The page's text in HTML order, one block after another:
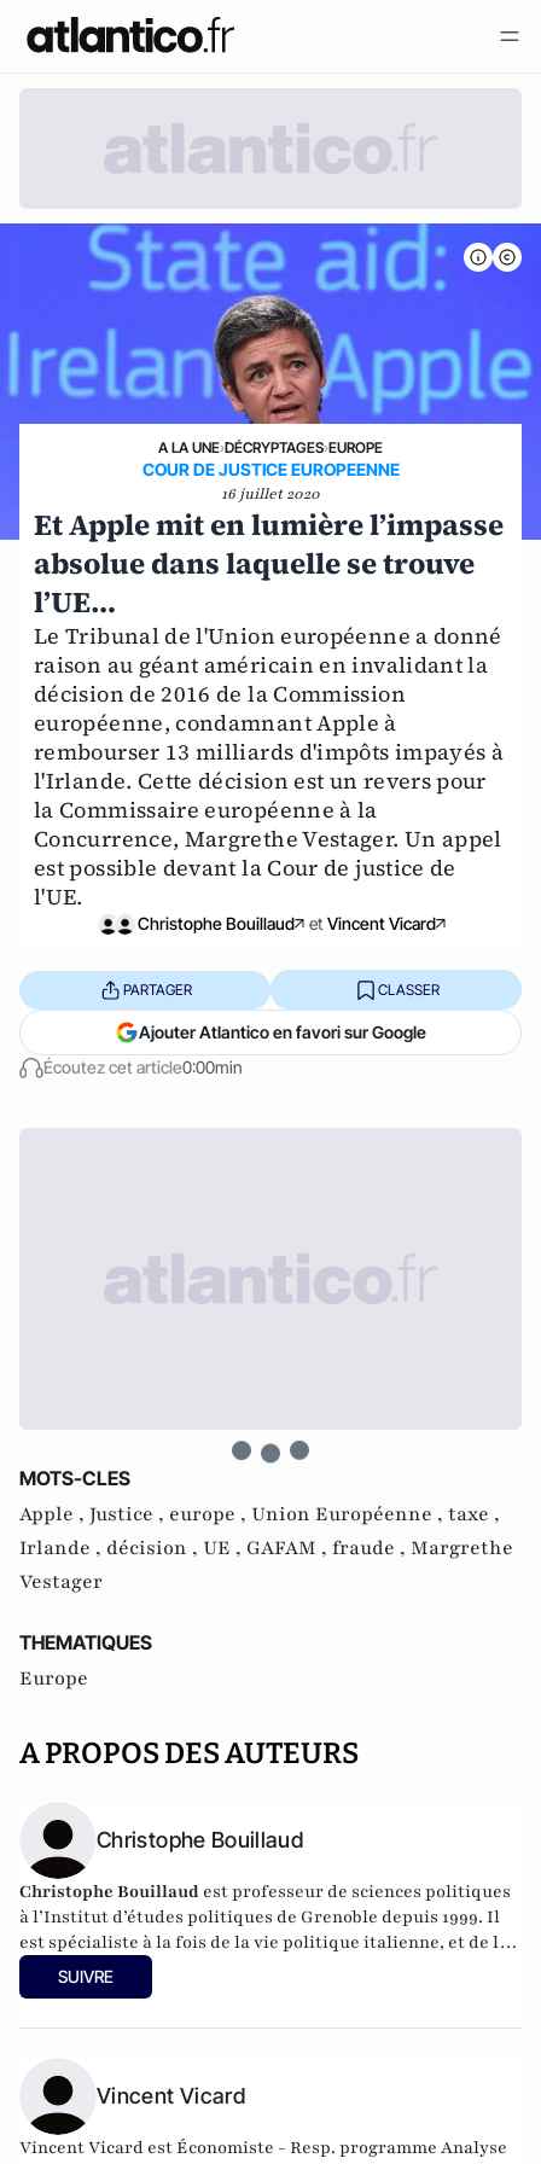
A LA UNE›DÉCRYPTAGES›EUROPE
COUR DE JUSTICE EUROPEENNE
16 juillet 2020
Et Apple mit en lumière l’impasse
absolue dans laquelle se trouve
l’UE…
Le Tribunal de l'Union européenne a donné
raison au géant américain en invalidant la
décision de 2016 de la Commission
européenne, condamnant Apple à
rembourser 13 milliards d'impôts impayés à
l'Irlande. Cette décision est un revers pour
la Commissaire européenne à la
Concurrence, Margrethe Vestager. Un appel
est possible devant la Cour de justice de
l'UE.
Christophe Bouillaud et Vincent Vicard
Écoutez cet article0:00min
PARTAGER CLASSER
Ajouter Atlantico en favori sur Google
MOTS-CLES
Apple , Justice , europe , Union Européenne , taxe ,
Irlande , décision , UE , GAFAM , fraude , Margrethe
Vestager
THEMATIQUES
Europe
A PROPOS DES AUTEURS
Christophe Bouillaud
Christophe Bouillaud est professeur de sciences politiques
à l’Institut d’études politiques de Grenoble depuis 1999. Il
est spécialiste à la fois de la vie politique italienne, et de la
vie politique européenne, en particulier sous l’angle des
partis.
SUIVRE
Vincent Vicard
Vincent Vicard est Économiste - Resp. programme Analyse